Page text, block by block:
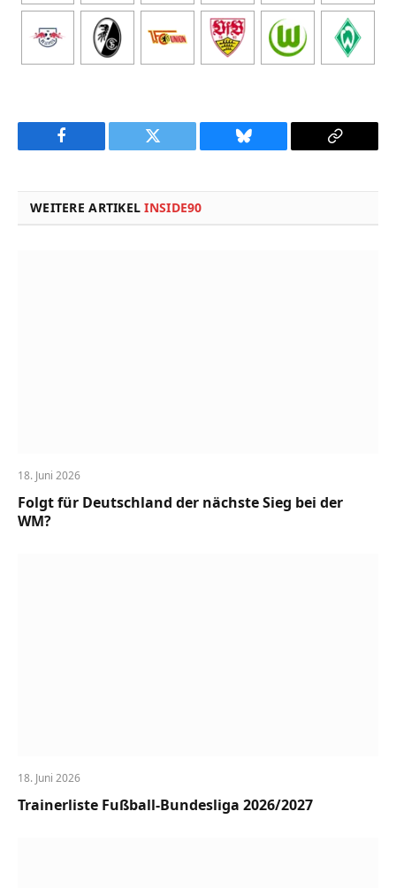
Facebook Twitter Bluesky
Copy
WEITERE ARTIKELINSIDE90
18. Juni 2026
Folgt für Deutschland der nächste Sieg bei der
WM?
18. Juni 2026
Trainerliste Fußball-Bundesliga 2026/2027